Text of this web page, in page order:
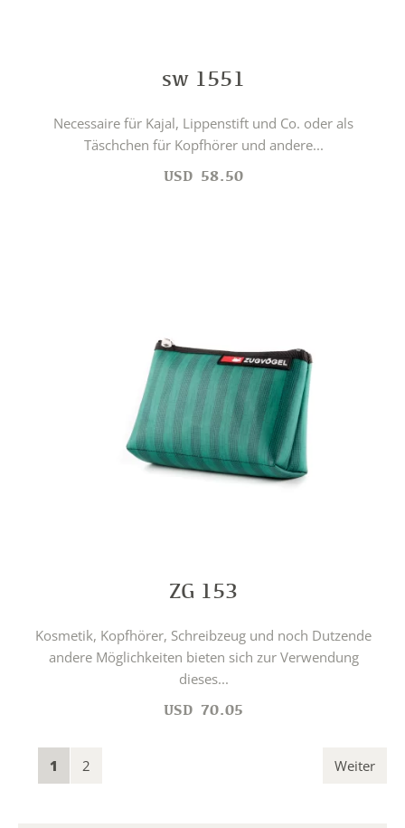
sw 1551
Necessaire für Kajal, Lippenstift und Co. oder als
Täschchen für Kopfhörer und andere...
USD 58.50
ZG 153
Kosmetik, Kopfhörer, Schreibzeug und noch Dutzende
andere Möglichkeiten bieten sich zur Verwendung
dieses...
USD 70.05
1 2 Weiter